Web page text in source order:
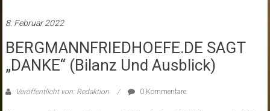
8. Februar 2022
BERGMANNFRIEDHOEFE.DE SAGT
„DANKE“ (Bilanz Und Ausblick)
Veröffentlicht von: Redaktion 0 Kommentare